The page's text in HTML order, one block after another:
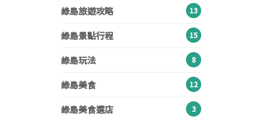
綠島旅遊攻略 13
綠島景點行程 15
綠島玩法 8
綠島美食 12
綠島美食選店 3